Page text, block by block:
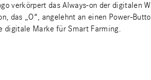
verkörpert das Always-on der digitalen
das „O“, angelehnt an einen Power-
digitale Marke für Smart Farming.